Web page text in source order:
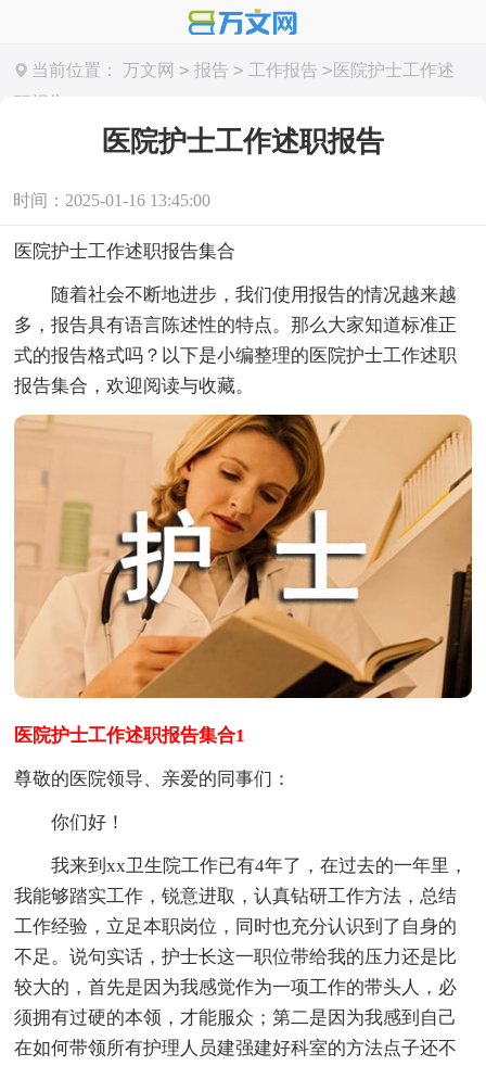
当前位置： 万文网 > 报告 > 工作报告 > 医院护士工作述
职报告
医院护士工作述职报告
时间：2025-01-16 13:45:00
医院护士工作述职报告集合
随着社会不断地进步，我们使用报告的情况越来越
多，报告具有语言陈述性的特点。那么大家知道标准正
式的报告格式吗？以下是小编整理的医院护士工作述职
报告集合，欢迎阅读与收藏。
医院护士工作述职报告集合1
尊敬的医院领导、亲爱的同事们：
你们好！
我来到xx卫生院工作已有4年了，在过去的一年里，
我能够踏实工作，锐意进取，认真钻研工作方法，总结
工作经验，立足本职岗位，同时也充分认识到了自身的
不足。说句实话，护士长这一职位带给我的压力还是比
较大的，首先是因为我感觉作为一项工作的带头人，必
须拥有过硬的本领，才能服众；第二是因为我感到自己
在如何带领所有护理人员建强建好科室的方法点子还不